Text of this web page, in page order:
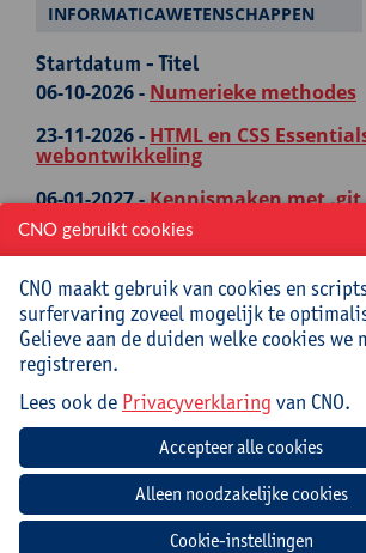
INFORMATICAWETENSCHAPPEN
Startdatum - Titel
06-10-2026 - Numerieke methodes
23-11-2026 - HTML en CSS
webontwikkeling
06-01-2027 -Kennismaken met
GitHub Classroom
11-01-2027 -Bootstrap Essentials:
responsief webdesign
14-01-2027 -Power BI: creëer je
aantrekkelijke rapporten
03-02-2027 -
Bootstrap Advanced:
componenten en templates
JavaScript Essentials:
interactief webdesign (Front-end)
NATUURWETENSCHAPPEN
CNO gebruikt cookies
CNO maakt gebruik van cookies en
surfervaring zoveel mogelijk te
Gelieve aan de duiden welke cookies we
registreren.
Lees ook de Privacyverklaring van CNO.
Cookie-instellingen